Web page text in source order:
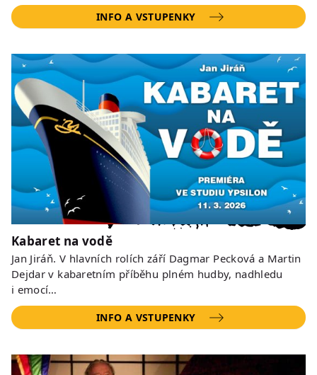
INFO A VSTUPENKY
Kabaret na vodě
Jan Jiráň. V hlavních rolích září Dagmar Pecková a Martin
Dejdar v kabaretním příběhu plném hudby, nadhledu
i emocí…
INFO A VSTUPENKY